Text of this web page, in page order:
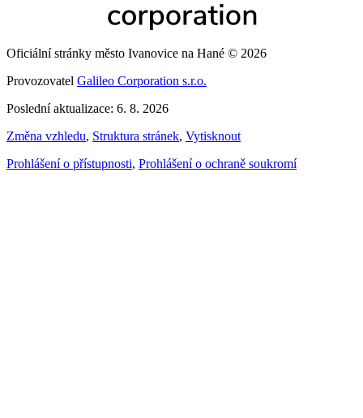
Oficiální stránky město Ivanovice na Hané © 2026
Provozovatel Galileo Corporation s.r.o.
Poslední aktualizace: 6. 8. 2026
Změna vzhledu, Struktura stránek, Vytisknout
Prohlášení o přístupnosti, Prohlášení o ochraně soukromí